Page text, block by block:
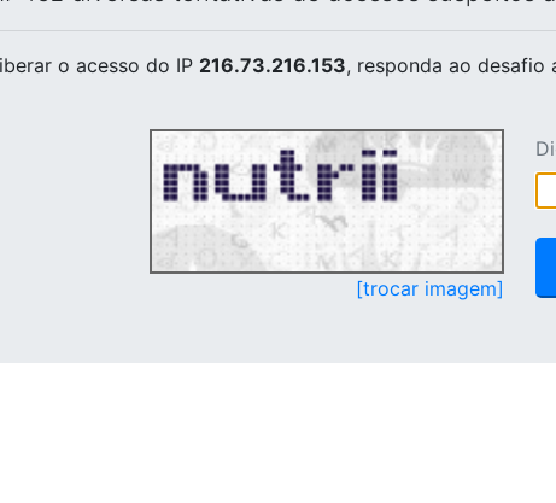
o acesso do IP 216.73.216.153, responda ao desafio
[trocar imagem]